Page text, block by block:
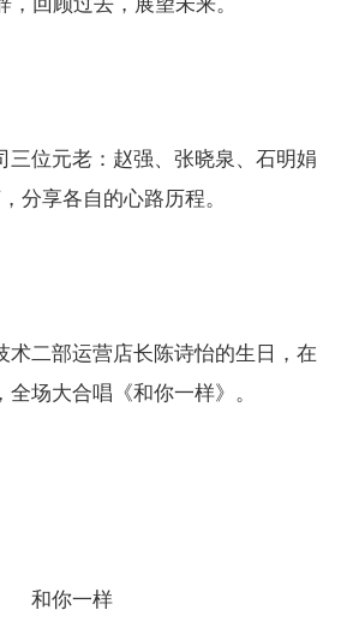
三位元老：赵强、张晓泉、石明娟
分享各自的心路历程。
术二部运营店长陈诗怡的生日，在
全场大合唱《和你一样》。
和你一样